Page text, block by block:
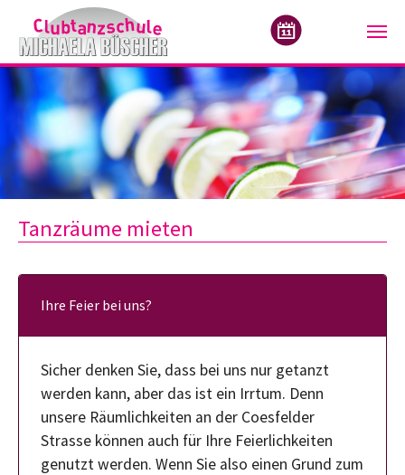
Zum Hauptinhalt springen
Tanzräume mieten
Ihre Feier bei uns?
Sicher denken Sie, dass bei uns nur getanzt
werden kann, aber das ist ein Irrtum. Denn
unsere Räumlichkeiten an der Coesfelder
Strasse können auch für Ihre Feierlichkeiten
genutzt werden. Wenn Sie also einen Grund zum